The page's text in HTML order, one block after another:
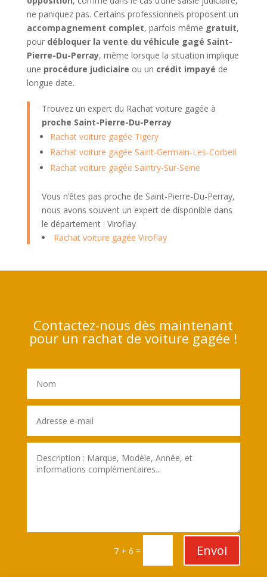
ne paniquez pas. Certains professionnels proposent un
accompagnement complet, parfois même gratuit,
pour débloquer la vente du véhicule gagé Saint-
Pierre-Du-Perray, même lorsque la situation implique
une procédure judiciaire ou un crédit impayé de
longue date.
Trouvez un expert du Rachat voiture gagée à
proche Saint-Pierre-Du-Perray
Rachat voiture gagée Tigery
Rachat voiture gagée Saint-Germain-Les-Corbeil
Rachat voiture gagée Saintry-Sur-Seine
Vous n’êtes pas proche de Saint-Pierre-Du-Perray,
nous avons souvent un expert de disponible dans
le département : Viroflay
Rachat voiture gagée Viroflay
Contactez-nous dès maintenant
pour un rachat de voiture gagée !
7 + 6 = Envoi